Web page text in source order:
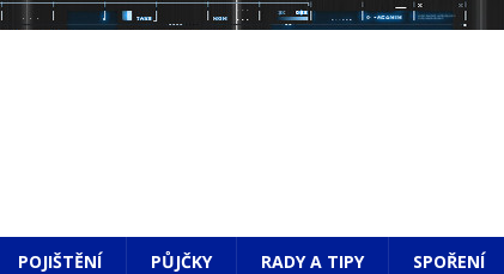
POJIŠTĚNÍ PŮJČKY RADY A TIPY SPOŘENÍ